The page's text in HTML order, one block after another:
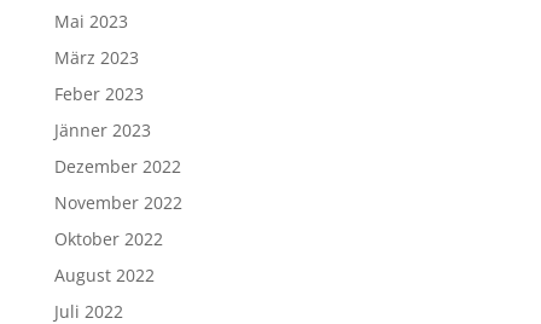
Mai 2023
März 2023
Feber 2023
Jänner 2023
Dezember 2022
November 2022
Oktober 2022
August 2022
Juli 2022